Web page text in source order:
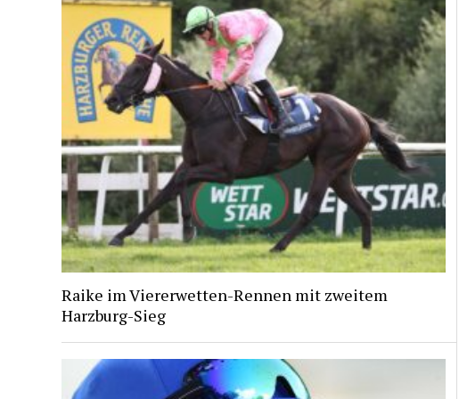
Raike im Viererwetten-Rennen mit zweitem
Harzburg-Sieg